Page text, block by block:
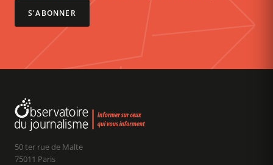
S'ABONNER
50 ter rue de Malte
75011 Paris